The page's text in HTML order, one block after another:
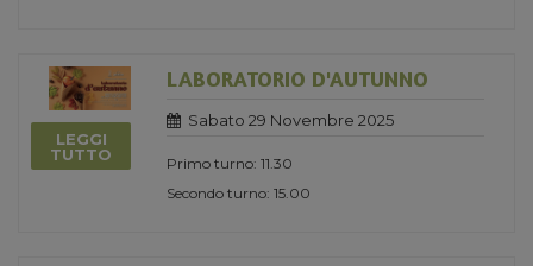
LEGGI
TUTTO
LABORATORIO D'AUTUNNO
Sabato 29 Novembre 2025
Primo turno: 11.30
Secondo turno: 15.00